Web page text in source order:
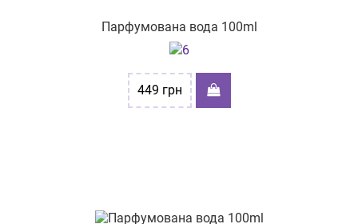
Парфумована вода 100ml
449 грн